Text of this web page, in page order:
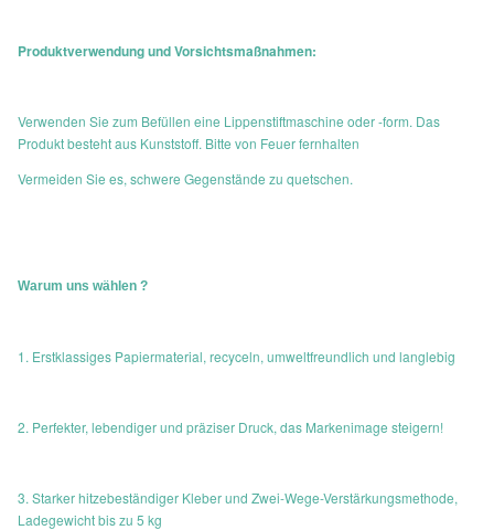
Produktverwendung und Vorsichtsmaßnahmen:
Verwenden Sie zum Befüllen eine Lippenstiftmaschine oder -form. Das
Produkt besteht aus Kunststoff. Bitte von Feuer fernhalten
Vermeiden Sie es, schwere Gegenstände zu quetschen.
Warum uns wählen ?
1. Erstklassiges Papiermaterial, recyceln, umweltfreundlich und langlebig
2. Perfekter, lebendiger und präziser Druck, das Markenimage steigern!
3. Starker hitzebeständiger Kleber und Zwei-Wege-Verstärkungsmethode,
Ladegewicht bis zu 5 kg